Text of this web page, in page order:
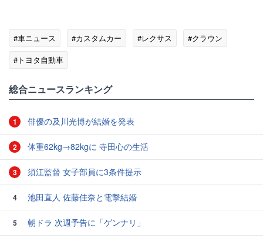
#車ニュース #カスタムカー #レクサス
#クラウン
#トヨタ自動車
総合ニュースランキング
1 俳優の及川光博が結婚を発表
2 体重62kg→82kgに 寺田心の生活
3 須江監督 女子部員に3条件提示
4 池田直人 佐藤佳奈と電撃結婚
5
朝ドラ 次週予告に「ゲンナリ」